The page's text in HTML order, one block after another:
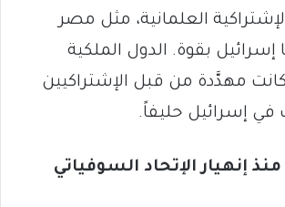
العلمانية، مثل مصر
إسرائيل بقوة. الدول الملكية
كانت مهدَّدة من قبل الإشتراكيين
في إسرائيل حليفاً.
إنهيار الإتحاد السوفياتي